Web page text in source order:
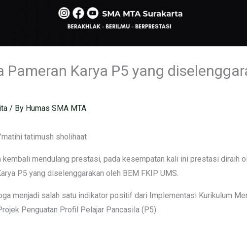
Pameran Karya P5 yang
/ By Humas SMA MTA
tatimush sholihaat
kembali mendulang prestasi, pada kesempatan kali ini prestasi diraih
P5 yang diselenggarakan oleh BEM FKIP UMS.
menjadi salah satu indikator positif dari Implementasi Kurikulum
Penguatan Profil Pelajar Pancasila (P5).